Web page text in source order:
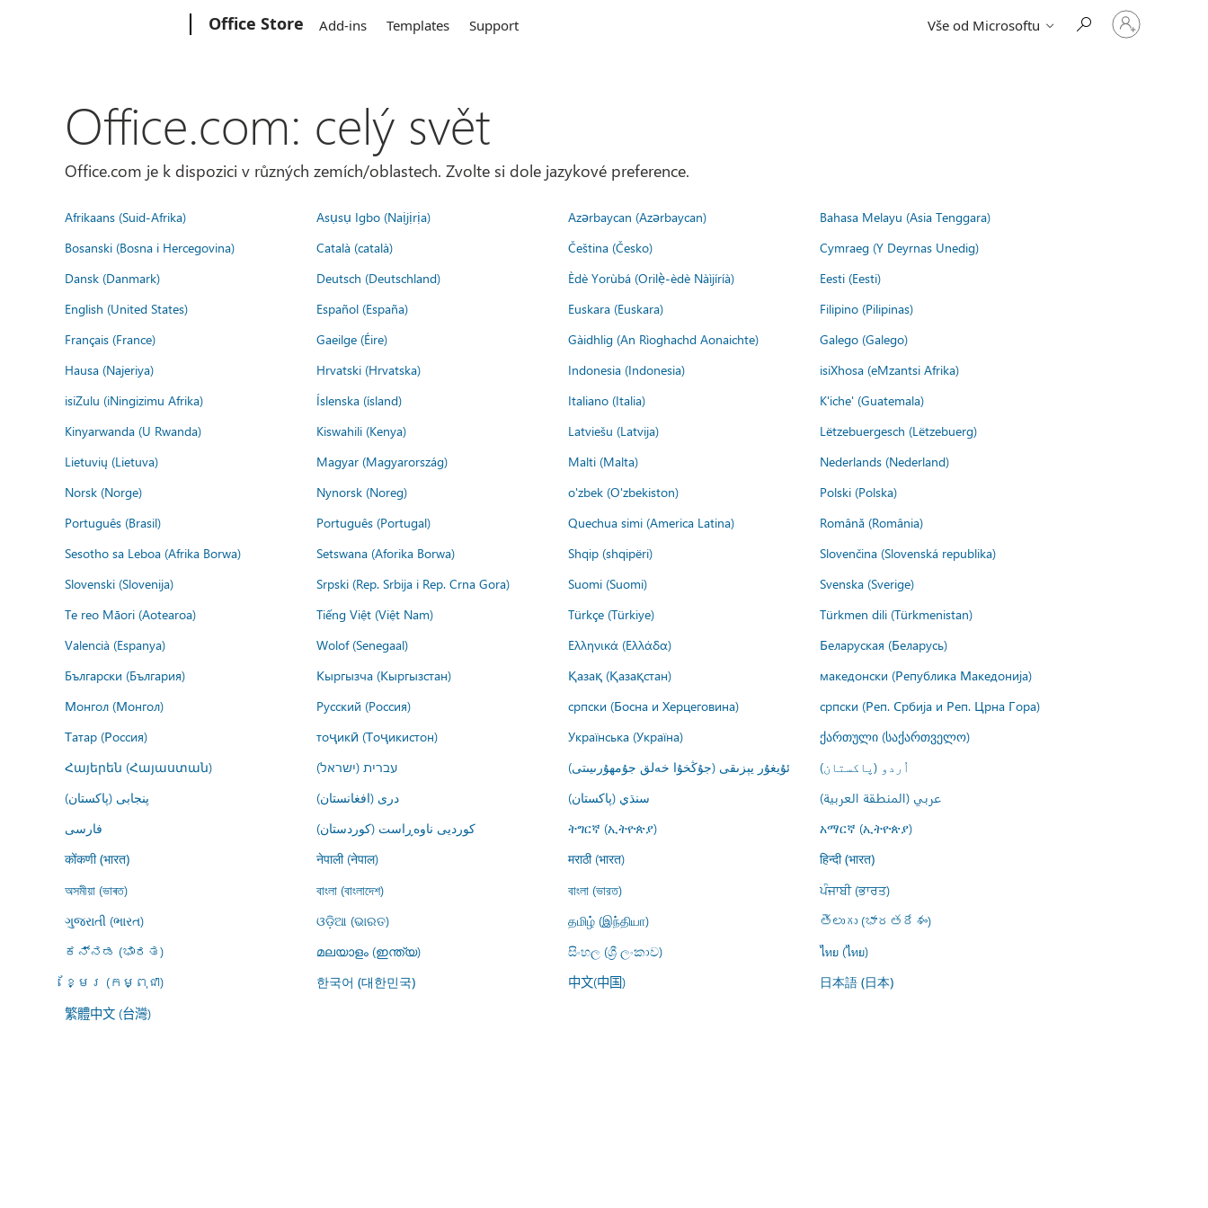
Office Store Add-ins Templates Support Vše od Microsoftu
Přihlaste
se
Office.com: celý svět
Office.com je k dispozici v různých zemích/oblastech. Zvolte si dole jazykové preference.
Afrikaans (Suid-Afrika) Asụsụ Igbo (Naịjịrịa) Azərbaycan (Azərbaycan)
Bahasa Melayu (Asia Tenggara)
Bosanski (Bosna i Hercegovina)
Català (català) Čeština (Česko)
Cymraeg (Y Deyrnas Unedig)
Dansk (Danmark)
Deutsch (Deutschland) Èdè Yorùbá (Orilẹ̀-èdè Nàìjíríà)
Eesti (Eesti)
English (United States)
Español (España) Euskara (Euskara)
Filipino (Pilipinas)
Français (France)
Gaeilge (Éire) Gàidhlig (An Rìoghachd Aonaichte)
Galego (Galego)
Hausa (Najeriya)
Hrvatski (Hrvatska) Indonesia (Indonesia)
isiXhosa (eMzantsi Afrika)
isiZulu (iNingizimu Afrika)
Íslenska (ísland) Italiano (Italia)
K'iche' (Guatemala)
Kinyarwanda (U Rwanda)
Kiswahili (Kenya) Latviešu (Latvija)
Lëtzebuergesch (Lëtzebuerg)
Lietuvių (Lietuva)
Magyar (Magyarország) Malti (Malta)
Nederlands (Nederland)
Norsk (Norge)
Nynorsk (Noreg) o'zbek (O'zbekiston)
Polski (Polska)
Português (Brasil)
Português (Portugal) Quechua simi (America Latina)
Română (România)
Sesotho sa Leboa (Afrika Borwa)
Setswana (Aforika Borwa) Shqip (shqipëri)
Slovenčina (Slovenská republika)
Slovenski (Slovenija)
Srpski (Rep. Srbija i Rep. Crna Gora) Suomi (Suomi)
Svenska (Sverige)
Te reo Māori (Aotearoa)
Tiếng Việt (Việt Nam) Türkçe (Türkiye)
Türkmen dili (Türkmenistan)
Valencià (Espanya)
Wolof (Senegaal) Ελληνικά (Ελλάδα)
Беларуская (Беларусь)
Български (България)
Кыргызча (Кыргызстан) Қазақ (Қазақстан)
македонски (Република Македонија)
Монгол (Монгол)
Русский (Россия) српски (Босна и Херцеговина)
српски (Реп. Србија и Реп. Црна Гора)
Татар (Россия)
тоҷикӣ (Тоҷикистон) Українська (Україна)
ქართული (საქართველო)
Հայերեն (Հայաստան)
עברית (ישראל) ئۇيغۇر يېزىقى (جۇڭخۇا خەلق جۇمھۇرىيىتى)
اُردو (پاکستان)
پنجابی (پاکستان)
درى (افغانستان) سنڌي (پاکستان)
عربي (المنطقة العربية)
فارسى
کوردیی ناوەڕاست (کوردستان) ትግርኛ (ኢትዮጵያ) አማርኛ (ኢትዮጵያ)
कोंकणी (भारत) नेपाली (नेपाल) मराठी (भारत) हिन्दी (भारत)
অসমীয়া (ভাৰত) বাংলা (বাংলাদেশ) বাংলা (ভারত)
ਪੰਜਾਬੀ (ਭਾਰਤ)
ગુજરાતી (ભારત)
ଓଡ଼ିଆ (ଭାରତ) தமிழ் (இந்தியா)
తెలుగు (భారతదేశం)
ಕನ್ನಡ (ಭಾರತ)
മലയാളം (ഇന്ത്യ) සිංහල (ශ්‍රී ලංකාව)
ไทย (ไทย)
ខ្មែរ (កម្ពុជា)
한국어 (대한민국) 中文(中国) 日本語 (日本)
繁體中文 (台灣)